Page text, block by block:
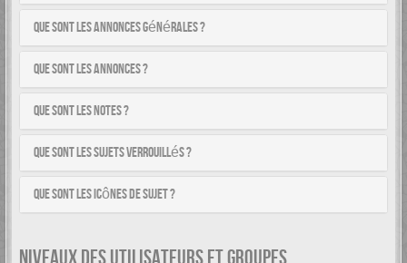
Que sont les annonces générales ?
Que sont les annonces ?
Que sont les notes ?
Que sont les sujets verrouillés ?
Que sont les icônes de sujet ?